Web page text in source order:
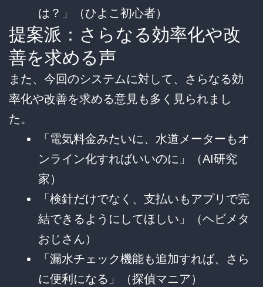
は？」（ひよこ初心者）
提案派：さらなる効率化や改
善を求める声
また、今回のシステムに対して、さらなる効
率化や改善を求める意見も多く見られまし
た。
「電気料金みたいに、水道メーターもオ
ンライン化すればいいのに」（AI研究
家）
「検針だけでなく、支払いもアプリで完
結できるようにしてほしい」（ヘビメタ
おじさん）
「漏水チェック機能も追加すれば、さら
に便利になる」（探偵マニア）